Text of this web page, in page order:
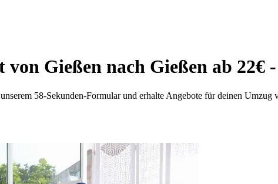
Gießen nach Gießen ab 22€
58-Sekunden-Formular und erhalte Angebote für deinen Umzug